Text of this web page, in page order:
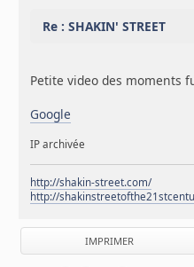
Re : SHAKIN' STREET
Petite video des
Google
IP archivée
http://shakin-street.com/
http://
IMPRIMER